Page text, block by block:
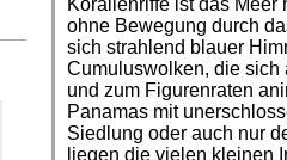
Korallenriffe ist das Meer
ohne Bewegung durch
sich strahlend blauer
Cumuluswolken, die sich
und zum Figurenraten
Panamas mit
Siedlung oder auch nur
liegen die vielen kleinen